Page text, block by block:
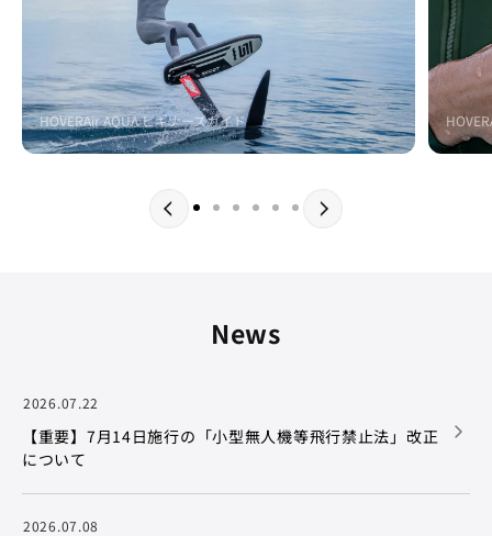
HOVERAir AQUA ビギナーズガイド
News
2026.07.22
【重要】7月14日施行の「小型無人機等飛行禁止法」改正
について
2026.07.08